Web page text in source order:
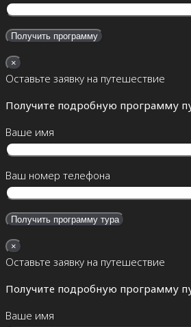
×
Оставьте заявку на путешествие
Получите подробную программу
Ваше имя
Ваш номер телефона
×
Оставьте заявку на путешествие
Получите подробную программу
Ваше имя